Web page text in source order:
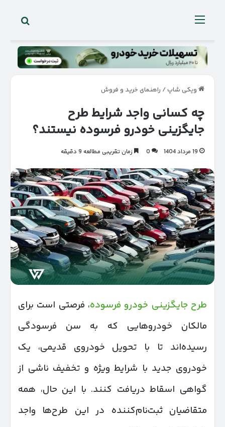
منو
ویکی شاپ/ راهنمای خرید و فروش
چه کسانی واجد شرایط طرح
جایگزینی خودرو فرسوده نیستند؟
19 مرداد 1404 0 زمان تقریبی مطالعه 9 دقیقه
طرح جایگزینی خودرو فرسوده، فرصتی است برای
مالکان خودروهایی که به سن فرسودگی
رسیده‌اند تا با تحویل خودروی قدیمی، یک
خودروی جدید با شرایط ویژه و تخفیف ناشی از
گواهی اسقاط دریافت کنند. با این حال، همه
متقاضیان ثبت‌نام‌کننده در این طرح‌ها واجد